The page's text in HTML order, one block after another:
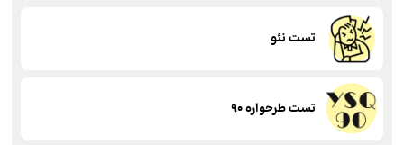
تست نئو
تست طرحواره 90